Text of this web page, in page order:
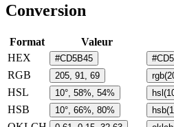
Conversion
Format Valeur
HEX
#CD5B45
RGB 205, 91, 69
HSL 10°, 58%, 54%
HSB 10°, 66%, 80%